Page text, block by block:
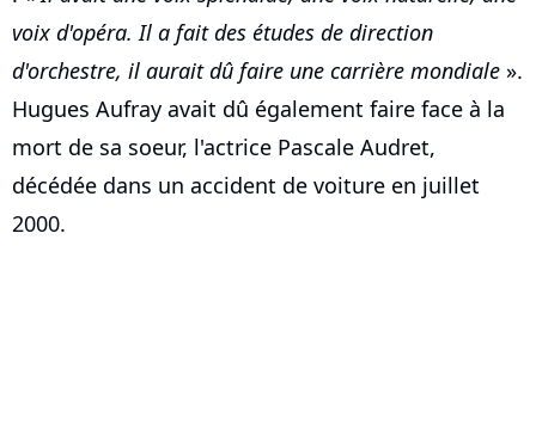
voix d'opéra. Il a fait des études de direction
d'orchestre, il aurait dû faire une carrière mondiale ».
Hugues Aufray avait dû également faire face à la
mort de sa soeur, l'actrice Pascale Audret,
décédée dans un accident de voiture en juillet
2000.